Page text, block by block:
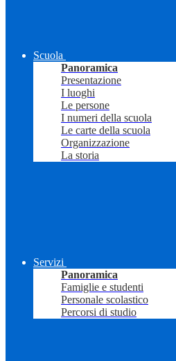
Scuola
Panoramica
Presentazione
I luoghi
Le persone
I numeri della scuola
Le carte della scuola
Organizzazione
La storia
Servizi
Panoramica
Famiglie e studenti
Personale scolastico
Percorsi di studio